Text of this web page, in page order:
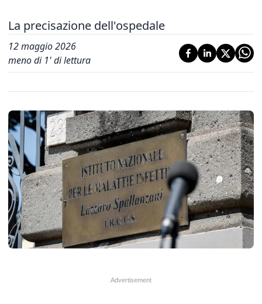
La precisazione dell'ospedale
12 maggio 2026
meno di 1' di lettura